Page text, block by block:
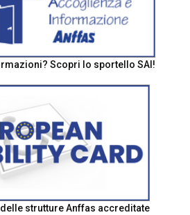
Scopri lo sportello SAI!
strutture Anffas accreditate